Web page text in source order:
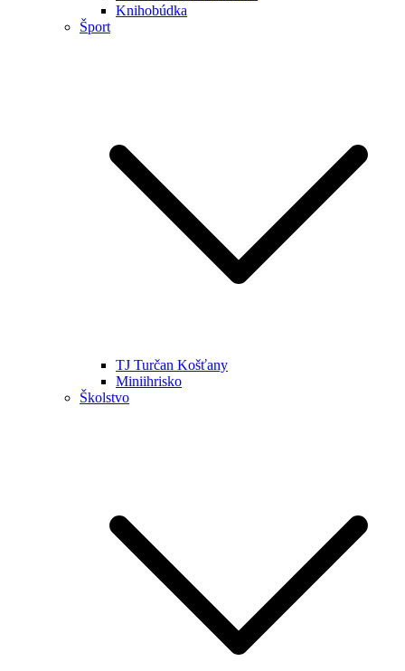
Knihobúdka
Šport
TJ Turčan Košťany
Miniihrisko
Školstvo